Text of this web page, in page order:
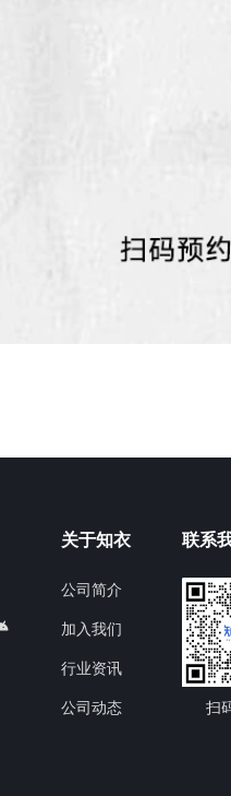
关于知衣
公司简介
加入我们
行业资讯
公司动态
联系
扫